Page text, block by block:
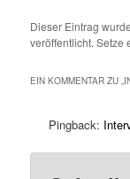
Dieser Eintrag
veröffentlicht. Setze
EIN KOMMENTAR ZU „
Pingback: